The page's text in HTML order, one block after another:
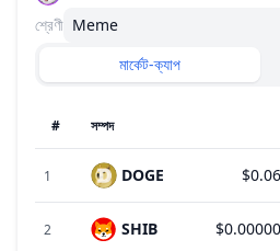
শ্রেণী Meme
মার্কেট-ক্যাপ
# সম্পদ
1 DOGE
2 SHIB